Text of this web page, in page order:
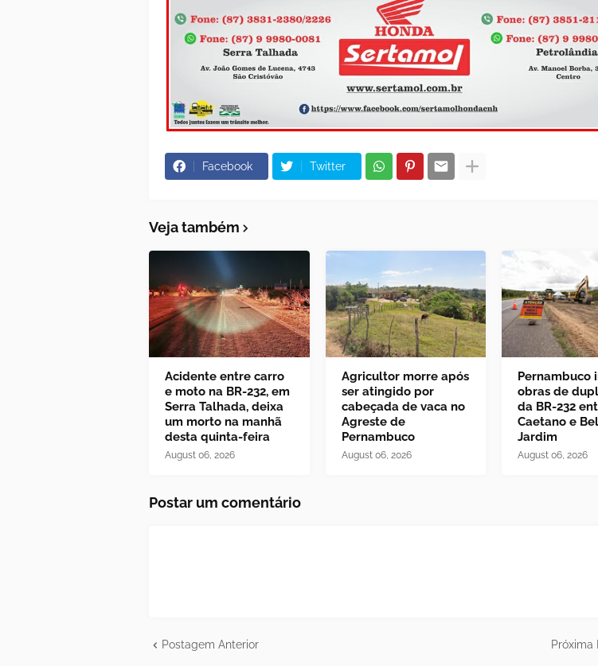
Facebook Twitter
Veja também
Acidente entre carro
e moto na BR-232, em
Serra Talhada, deixa
um morto na manhã
desta quinta-feira
August 06, 2026
Agricultor morre após
ser atingido por
cabeçada de vaca no
Agreste de
Pernambuco
August 06, 2026
Pernambuco
obras de
da BR-232
Caetano e
Jardim
August 06, 2026
Postar um comentário
Postagem Anterior Próxima